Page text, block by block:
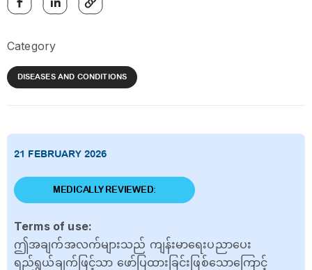
Category
DISEASES AND CONDITIONS
21 FEBRUARY 2026
MEDICALLY REVIEWED:
Terms of use:
ဤအချက်အလက်များသည် ကျန်းမာရေးပညာပေး
ရည်ရွယ်ချက်ဖြင့်သာ ဖော်ပြထားခြင်းဖြစ်သောကြောင့်